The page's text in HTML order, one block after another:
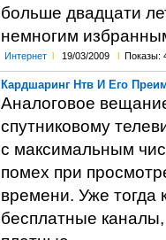
больше двадцати
немногим
Интернет l 19/03/2009 l Показы:
Кардшаринг Нтв И Его
Аналоговое
спутниковому
с максимальным
помех при
времени. Уже
бесплатные